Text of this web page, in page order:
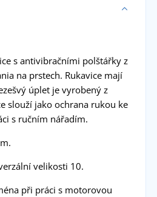
s antivibračními polštářky z
na prstech. Rukavice mají
úplet je vyrobený z
slouží jako ochrana rukou ke
s ručním nářadím.
velikosti 10.
při práci s motorovou